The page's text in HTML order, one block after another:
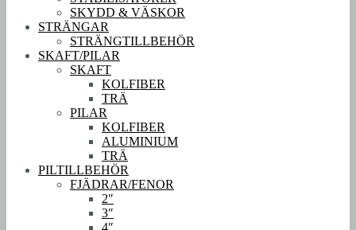
SKYDD & VÄSKOR
STRÄNGAR
STRÄNGTILLBEHÖR
SKAFT/PILAR
SKAFT
KOLFIBER
TRÄ
PILAR
KOLFIBER
ALUMINIUM
TRÄ
PILTILLBEHÖR
FJÄDRAR/FENOR
2″
3″